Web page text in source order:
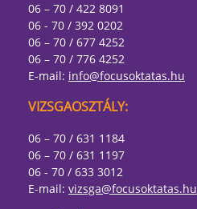
06 – 70 / 422 8091
06 - 70 / 392 0202
06 – 70 / 677 4252
06 – 70 / 776 4252
E-mail: info@focusoktatas.hu
VIZSGAOSZTÁLY:
06 – 70 / 631 1184
06 – 70 / 631 1197
06 - 70 / 633 3012
E-mail: vizsga@focusoktatas.hu